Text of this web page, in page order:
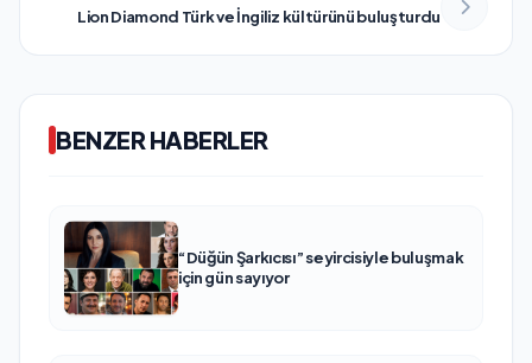
Lion Diamond Türk ve İngiliz kültürünü buluşturdu
BENZER HABERLER
“Düğün Şarkıcısı” seyircisiyle buluşmak
için gün sayıyor